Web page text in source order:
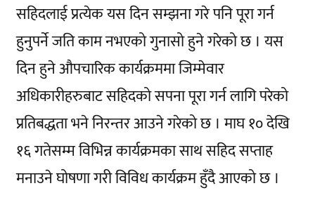
सहिदलाई प्रत्येक यस दिन सम्झना गरे पनि पूरा गर्न
हुनुपर्ने जति काम नभएको गुनासो हुने गरेको छ । यस
दिन हुने औपचारिक कार्यक्रममा जिम्मेवार
अधिकारीहरुबाट सहिदको सपना पूरा गर्न लागि परेको
प्रतिबद्धता भने निरन्तर आउने गरेको छ । माघ १० देखि
१६ गतेसम्म विभिन्न कार्यक्रमका साथ सहिद सप्ताह
मनाउने घोषणा गरी विविध कार्यक्रम हुँदै आएको छ ।